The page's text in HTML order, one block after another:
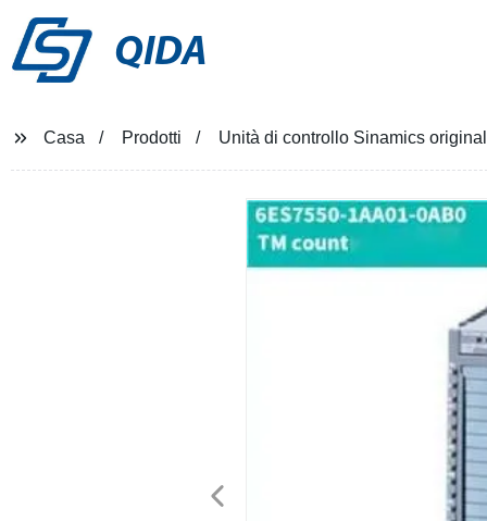
QIDA
Casa Prodotti Unità di controllo Sinamics